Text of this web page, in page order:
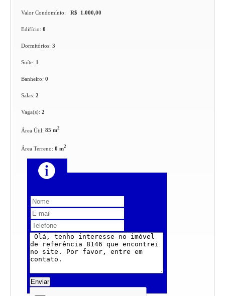
Valor Condomínio: R$ 1.000,00
Edifício:0
Dormitórios:3
Suíte: 1
Banheiro:0
Salas:2
Vaga(s):2
Área Útil:85 m2
Área Terreno:0 m2
Enviar